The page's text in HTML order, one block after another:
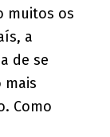
muitos os
a
de se
mais
Como